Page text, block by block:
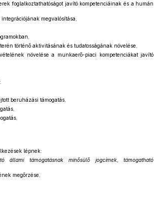
foglalkoztathatóságot javító kompetenciáinak és a humán
megvalósítása,
történő aktivitásának és tudatosságának növelése,
növelése a munkaerő-piaci kompetenciákat javító
beruházási támogatás,
lépnek:
állami támogatásnak minősülő jogcímek, támogatható
megőrzése,